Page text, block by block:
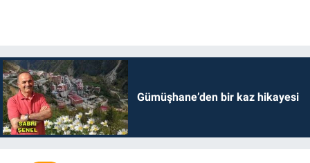
Gümüşhane’den bir kaz hikayesi